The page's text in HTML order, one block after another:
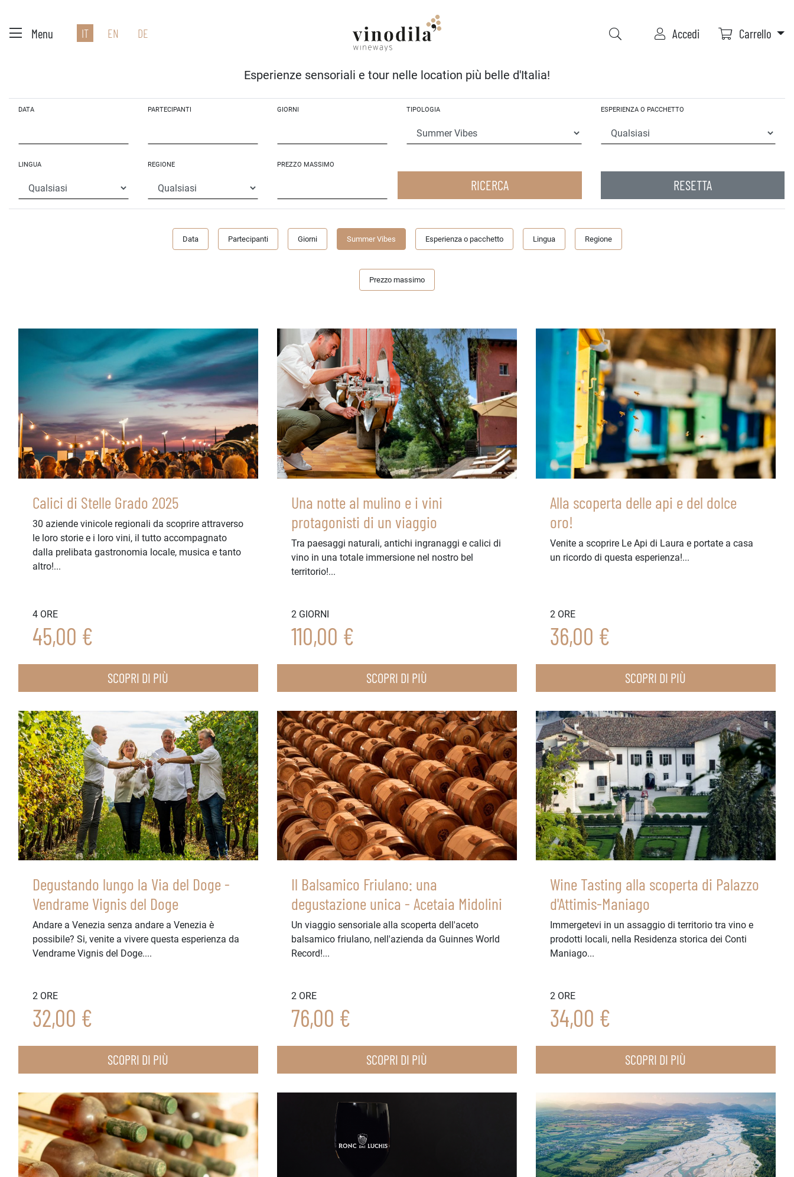
Menu IT EN DE Accedi Carrello
Esperienze sensoriali e tour nelle location più belle d'Italia!
DATA PARTECIPANTI GIORNI TIPOLOGIA ESPERIENZA O PACCHETTO
LINGUA REGIONE PREZZO MASSIMO
RICERCA RESETTA
Data Partecipanti Giorni Summer Vibes Esperienza o pacchetto Lingua Regione
Prezzo massimo
Calici di Stelle Grado 2025
30 aziende vinicole regionali da scoprire attraverso
le loro storie e i loro vini, il tutto accompagnato
dalla prelibata gastronomia locale, musica e tanto
altro!...
4 ORE
45,00 €
SCOPRI DI PIÙ
Una notte al mulino e i vini
protagonisti di un viaggio
Tra paesaggi naturali, antichi ingranaggi e calici di
vino in una totale immersione nel nostro bel
territorio!...
2 GIORNI
110,00 €
SCOPRI DI PIÙ
Alla scoperta delle api e del dolce
oro!
Venite a scoprire Le Api di Laura e portate a casa
un ricordo di questa esperienza!...
2 ORE
36,00 €
SCOPRI DI PIÙ
Degustando lungo la Via del Doge -
Vendrame Vignis del Doge
Andare a Venezia senza andare a Venezia è
possibile? Si, venite a vivere questa esperienza da
Vendrame Vignis del Doge....
2 ORE
32,00 €
SCOPRI DI PIÙ
Il Balsamico Friulano: una
degustazione unica - Acetaia Midolini
Un viaggio sensoriale alla scoperta dell'aceto
balsamico friulano, nell'azienda da Guinnes World
Record!...
2 ORE
76,00 €
SCOPRI DI PIÙ
Wine Tasting alla scoperta di Palazzo
d'Attimis-Maniago
Immergetevi in un assaggio di territorio tra vino e
prodotti locali, nella Residenza storica dei Conti
Maniago...
2 ORE
34,00 €
SCOPRI DI PIÙ